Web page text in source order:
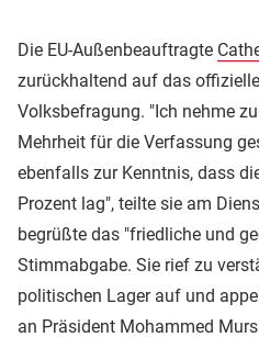
Die EU-Außenbeauftragte
zurückhaltend auf das
Volksbefragung. "Ich nehme
Mehrheit für die Verfassung
ebenfalls zur Kenntnis, dass
Prozent lag", teilte sie am
begrüßte das "friedliche und
Stimmabgabe. Sie rief zu
politischen Lager auf und
an Präsident Mohammed